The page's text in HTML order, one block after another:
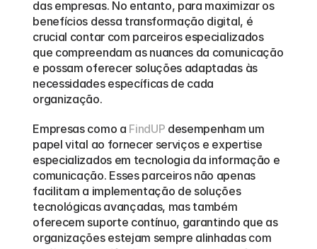
das empresas. No entanto, para maximizar os
benefícios dessa transformação digital, é
crucial contar com parceiros especializados
que compreendam as nuances da comunicação
e possam oferecer soluções adaptadas às
necessidades específicas de cada
organização.
Empresas como a FindUP desempenham um
papel vital ao fornecer serviços e expertise
especializados em tecnologia da informação e
comunicação. Esses parceiros não apenas
facilitam a implementação de soluções
tecnológicas avançadas, mas também
oferecem suporte contínuo, garantindo que as
organizações estejam sempre alinhadas com